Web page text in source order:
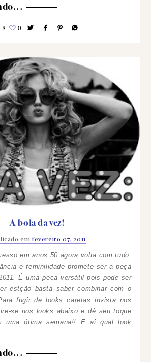
8 0
A bola da vez!
em fevereiro 07, 2011
em anos 50 agora volta com tudo.
e feminilidade promete ser a peça
É uma peça versátil pois pode ser
estção basta saber combinar com o
fugir de looks caretas invista nos
se nos looks abaixo e dê seu toque
uma ótima semana!! E ai qual look